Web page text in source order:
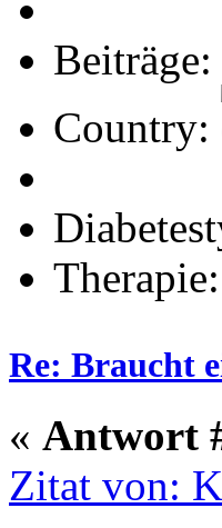
Beiträge:
Country:
Re: Braucht
« Antwort
Zitat von: